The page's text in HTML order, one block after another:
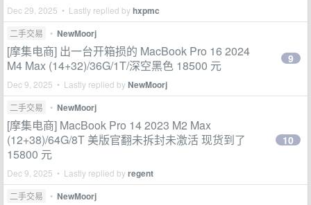
Dec 29, 2025 • Lastly replied byhxpmc
二手交易 • NewMoorj
[摩集电商] 出一台开箱损的 MacBook Pro 16 2024
M4 Max (14+32)/36G/1T/深空黑色 18500 元
Dec 9, 2025 • Lastly replied byNewMoorj
9
二手交易 • NewMoorj
[摩集电商] MacBook Pro 14 2023 M2 Max
(12+38)/64G/8T 美版官翻未拆封未激活 现货到了
15800 元
Dec 9, 2025 • Lastly replied byregent
10
二手交易 • NewMoorj